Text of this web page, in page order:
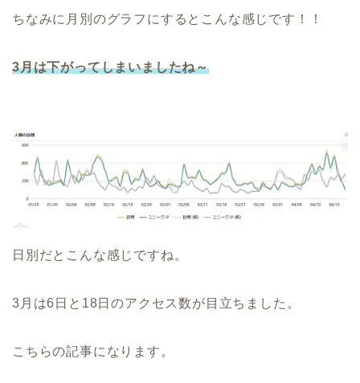
ちなみに月別のグラフにするとこんな感じです！！
3月は下がってしまいましたね～
日別だとこんな感じですね。
3月は6日と18日のアクセス数が目立ちました。
こちらの記事になります。